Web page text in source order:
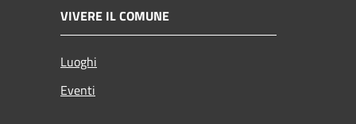
VIVERE IL COMUNE
Luoghi
Eventi